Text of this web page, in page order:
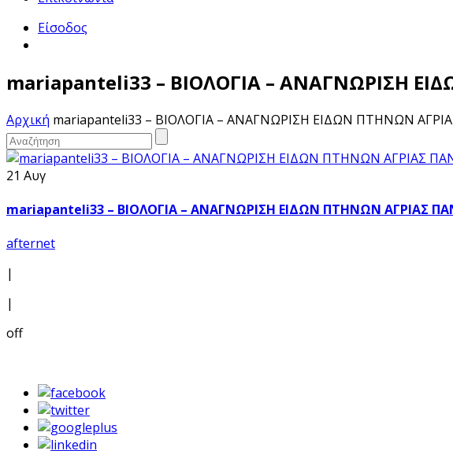
Είσοδος
mariapanteli33 – ΒΙΟΛΟΓΙΑ – ΑΝΑΓΝΩΡΙΣΗ
Αρχική mariapanteli33 – ΒΙΟΛΟΓΙΑ – ΑΝΑΓΝΩΡΙΣΗ ΕΙΔΩΝ ΠΤΗΝΩΝ
21 Αυγ
mariapanteli33 – ΒΙΟΛΟΓΙΑ – ΑΝΑΓΝΩΡΙΣΗ ΕΙΔΩΝ ΠΤΗΝΩΝ ΑΓΡΙΑΣ
afternet
|
|
off